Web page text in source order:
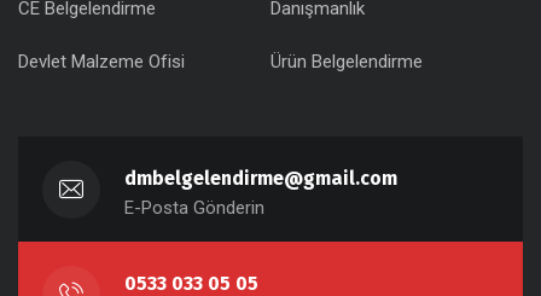
CE Belgelendirme Danışmanlık
Devlet Malzeme Ofisi Ürün Belgelendirme
dmbelgelendirme@gmail.com
E-Posta Gönderin
0533 033 05 05